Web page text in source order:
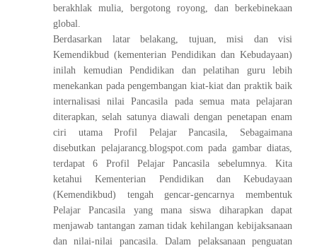
berakhlak mulia, bergotong royong, dan berkebinekaan
global.
Berdasarkan latar belakang, tujuan, misi dan visi
Kemendikbud (kementerian Pendidikan dan Kebudayaan)
inilah kemudian Pendidikan dan pelatihan guru lebih
menekankan pada pengembangan kiat-kiat dan praktik baik
internalisasi nilai Pancasila pada semua mata pelajaran
diterapkan, selah satunya diawali dengan penetapan enam
ciri utama Profil Pelajar Pancasila, Sebagaimana
disebutkan pelajarancg.blogspot.com pada gambar diatas,
terdapat 6 Profil Pelajar Pancasila sebelumnya. Kita
ketahui Kementerian Pendidikan dan Kebudayaan
(Kemendikbud) tengah gencar-gencarnya membentuk
Pelajar Pancasila yang mana siswa diharapkan dapat
menjawab tantangan zaman tidak kehilangan kebijaksanaan
dan nilai-nilai pancasila. Dalam pelaksanaan penguatan